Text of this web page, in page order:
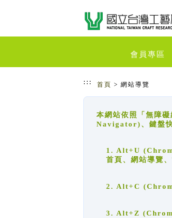
會員專區
::: 首頁 > 網站導覽
本網站依照「無障
Navigator)、鍵盤
1. Alt+U
首頁、網站導覽
2. Alt+C
3. Alt+Z